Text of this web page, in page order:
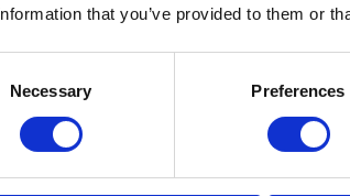
that you’ve provided to them or
Necessary Preferences
CM